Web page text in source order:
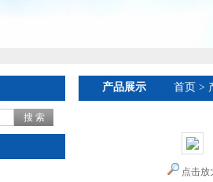
产品展示 首页 >
点击放